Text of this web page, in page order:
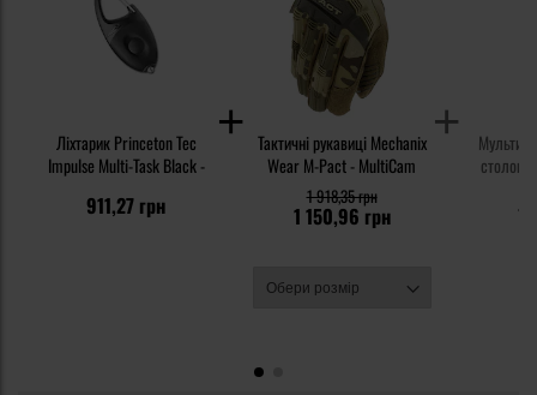
Ліхтарик Princeton Tec
Impulse Multi-Task Black -
911,27 грн
Тактичні рукавиці Mechanix
Wear M-Pact - MultiCam
1 150,96 грн
1 918,35 грн